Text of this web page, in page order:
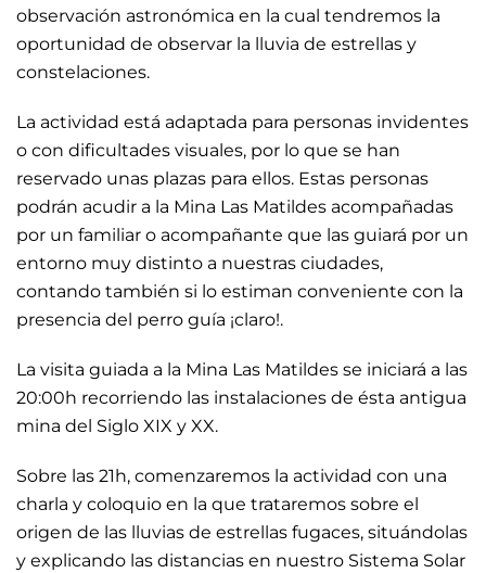
observación astronómica en la cual tendremos la
oportunidad de observar la lluvia de estrellas y
constelaciones.
La actividad está adaptada para personas invidentes
o con dificultades visuales, por lo que se han
reservado unas plazas para ellos. Estas personas
podrán acudir a la Mina Las Matildes acompañadas
por un familiar o acompañante que las guiará por un
entorno muy distinto a nuestras ciudades,
contando también si lo estiman conveniente con la
presencia del perro guía ¡claro!.
La visita guiada a la Mina Las Matildes se iniciará a las
20:00h recorriendo las instalaciones de ésta antigua
mina del Siglo XIX y XX.
Sobre las 21h, comenzaremos la actividad con una
charla y coloquio en la que trataremos sobre el
origen de las lluvias de estrellas fugaces, situándolas
y explicando las distancias en nuestro Sistema Solar